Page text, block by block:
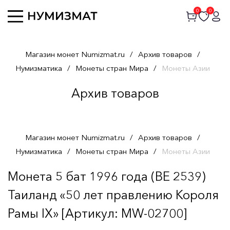
0 0
Магазин монет Numizmat.ru / Архив товаров /
Нумизматика / Монеты стран Мира / Монеты Азии
Архив товаров
Магазин монет Numizmat.ru / Архив товаров /
Нумизматика / Монеты стран Мира / Монеты Азии
Монета 5 бат 1996 года (BE 2539)
Таиланд «50 лет правлению Короля
Рамы IX» [Артикул: MW-02700]